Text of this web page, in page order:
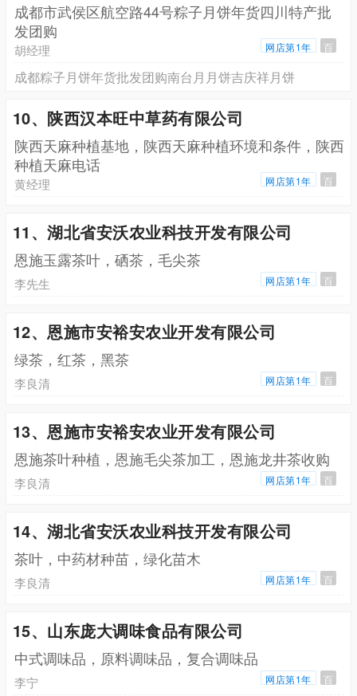
成都市武侯区航空路44号粽子月饼年货四川特产批
发团购
胡经理 网店第1年 百
成都粽子月饼年货批发团购南台月月饼吉庆祥月饼
10、陕西汉本旺中草药有限公司
陕西天麻种植基地，陕西天麻种植环境和条件，陕西
种植天麻电话
黄经理 网店第1年 百
11、湖北省安沃农业科技开发有限公司
恩施玉露茶叶，硒茶，毛尖茶
李先生 网店第1年 百
12、恩施市安裕安农业开发有限公司
绿茶，红茶，黑茶
李良清 网店第1年 百
13、恩施市安裕安农业开发有限公司
恩施茶叶种植，恩施毛尖茶加工，恩施龙井茶收购
李良清 网店第1年 百
14、湖北省安沃农业科技开发有限公司
茶叶，中药材种苗，绿化苗木
李良清 网店第1年 百
15、山东庞大调味食品有限公司
中式调味品，原料调味品，复合调味品
李宁 网店第1年 百